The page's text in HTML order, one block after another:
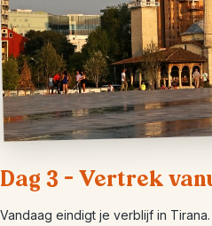
Dag 3 – Vertrek
Vandaag eindigt je verblijf in